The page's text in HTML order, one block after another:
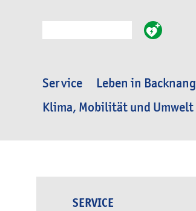
Service Leben in Backnang
Klima, Mobilität und Umwelt
SERVICE